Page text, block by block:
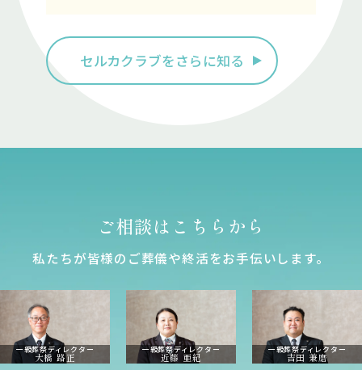
セルカクラブをさらに知る
ご相談はこちらから
私たちが皆様のご葬儀や終活をお⼿伝いします。
一級葬祭ディレクター
大橋 路正
一級葬祭ディレクター
近藤 亜紀
一級葬祭ディレクター
吉田 兼磨